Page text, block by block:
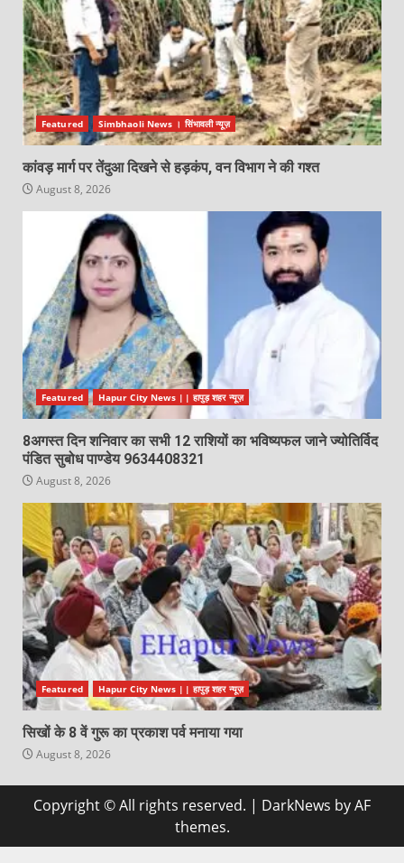
Featured Simbhaoli News । सिंभावली न्यूज़
कांवड़ मार्ग पर तेंदुआ दिखने से हड़कंप, वन विभाग ने की गश्त
August 8, 2026
Featured Hapur City News || हापुड़ शहर न्यूज़
8अगस्त दिन शनिवार का सभी 12 राशियों का भविष्यफल जाने ज्योतिर्विद
पंडित सुबोध पाण्डेय 9634408321
August 8, 2026
Featured Hapur City News || हापुड़ शहर न्यूज़
सिखों के 8 वें गुरू का प्रकाश पर्व मनाया गया
August 8, 2026
Copyright © All rights reserved. | DarkNews by AF
themes.